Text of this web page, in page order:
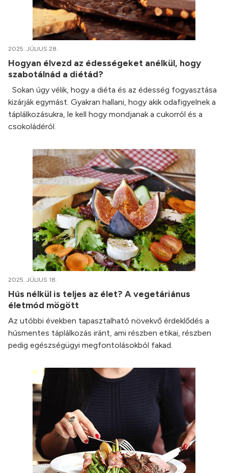
2025. JÚLIUS 28.
Hogyan élvezd az édességeket anélkül, hogy
szabotálnád a diétád?
Sokan úgy vélik, hogy a diéta és az édesség fogyasztása
kizárják egymást. Gyakran hallani, hogy akik odafigyelnek a
táplálkozásukra, le kell hogy mondjanak a cukorról és a
csokoládéról.
2025. JÚLIUS 18.
Hús nélkül is teljes az élet? A vegetáriánus
életmód mögött
Az utóbbi években tapasztalható növekvő érdeklődés a
húsmentes táplálkozás iránt, ami részben etikai, részben
pedig egészségügyi megfontolásokból fakad.